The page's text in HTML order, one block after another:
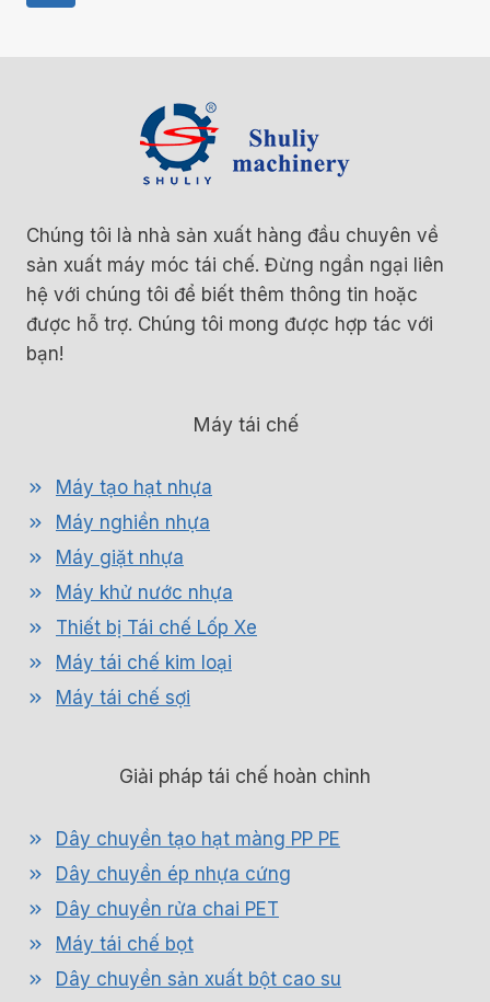
Navigation
Chúng tôi là nhà sản xuất hàng đầu chuyên về
sản xuất máy móc tái chế. Đừng ngần ngại liên
hệ với chúng tôi để biết thêm thông tin hoặc
được hỗ trợ. Chúng tôi mong được hợp tác với
bạn!
Máy tái chế
Máy tạo hạt nhựa
Máy nghiền nhựa
Máy giặt nhựa
Máy khử nước nhựa
Thiết bị Tái chế Lốp Xe
Máy tái chế kim loại
Máy tái chế sợi
Giải pháp tái chế hoàn chỉnh
Dây chuyền tạo hạt màng PP PE
Dây chuyền ép nhựa cứng
Dây chuyền rửa chai PET
Máy tái chế bọt
Dây chuyền sản xuất bột cao su